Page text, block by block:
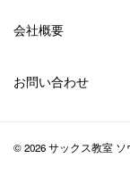
会社概要
お問い合わせ
© 2026 サックス教室 ソ